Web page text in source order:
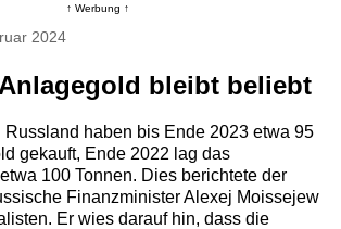
↑ Werbung ↑
2024
bleibt beliebt
Russland haben bis Ende 2023 etwa 95
gekauft, Ende 2022 lag das
100 Tonnen. Dies berichtete der
Finanzminister Alexej Moissejew
Er wies darauf hin, dass die